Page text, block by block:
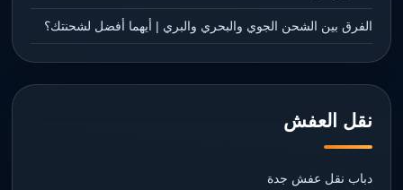
الفرق بين الشحن الجوي والبحري والبري | أيهما أفضل لشحنتك؟
نقل العفش
دباب نقل عفش جدة